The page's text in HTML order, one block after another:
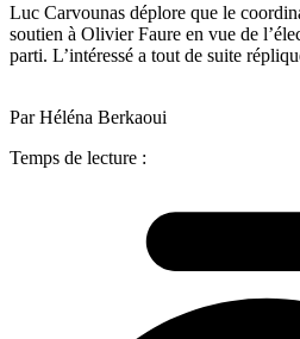
Luc Carvounas déplore que le
soutien à Olivier Faure en vue de
parti. L’intéressé a tout de suite
Par Héléna Berkaoui
Temps de lecture :